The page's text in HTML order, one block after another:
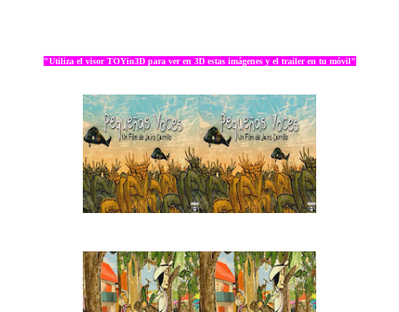
"Utiliza el visor TOYin3D para ver en 3D estas imágenes y el trailer en tu móvil"